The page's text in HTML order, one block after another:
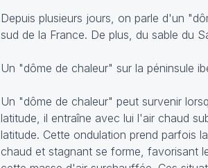
Depuis plusieurs jours, on parle d'un
sud de la France. De plus, du sable du
Un "dôme de chaleur" sur la péninsule
Un "dôme de chaleur" peut survenir
latitude, il entraîne avec lui l'air chaud
latitude. Cette ondulation prend parfois
chaud et stagnant se forme, favorisant